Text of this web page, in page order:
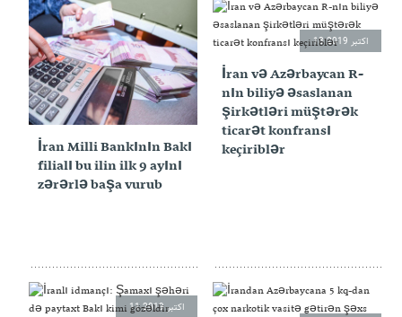
18 اکتبر 2019
İran və Azərbaycan R-
nın biliyə əsaslanan
şirkətləri müştərək
ticarət konfransı
keçiriblər
15 اکتبر 2019
İran Milli Bankının Bakı
filialı bu ilin ilk 9 ayını
zərərlə başa vurub
11 اکتبر 2019